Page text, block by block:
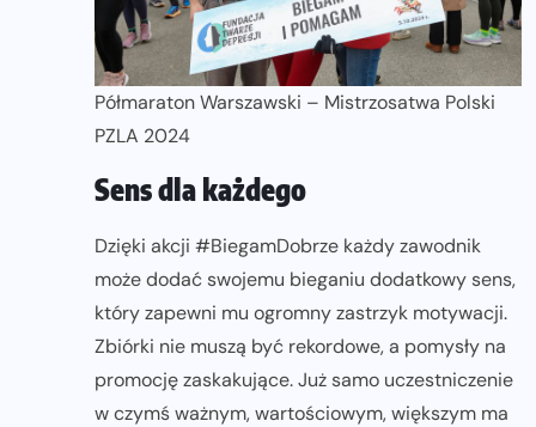
Półmaraton Warszawski – Mistrzosatwa Polski
PZLA 2024
Sens dla każdego
Dzięki akcji #BiegamDobrze każdy zawodnik
może dodać swojemu bieganiu dodatkowy sens,
który zapewni mu ogromny zastrzyk motywacji.
Zbiórki nie muszą być rekordowe, a pomysły na
promocję zaskakujące. Już samo uczestniczenie
w czymś ważnym, wartościowym, większym ma